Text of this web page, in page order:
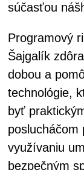
súčasťou
Programový
Šajgalík
dobou a
technológie,
byť
poslucháčom
využívaniu
bezpečným